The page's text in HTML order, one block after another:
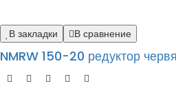
В закладки В сравнение
NMRW 150-20 редуктор